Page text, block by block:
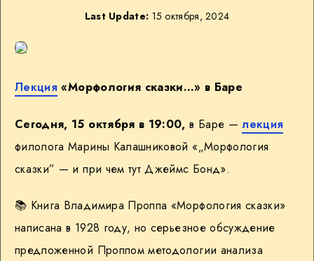
Last Update: 15 октября, 2024
Лекция «Морфология сказки…» в Баре
Сегодня, 15 октября в 19:00,в Баре —лекция
филолога Марины Калашниковой «„Морфология
сказки” — и при чем тут Джеймс Бонд».
📚 Книга Владимира Проппа «Морфология сказки»
написана в 1928 году, но серьезное обсуждение
предложенной Проппом методологии анализа